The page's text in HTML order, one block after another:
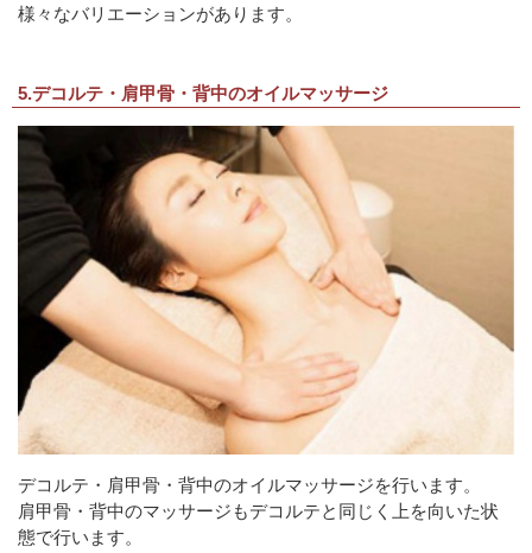
様々なバリエーションがあります。
5.デコルテ・肩甲骨・背中のオイルマッサージ
デコルテ・肩甲骨・背中のオイルマッサージを行います。
肩甲骨・背中のマッサージもデコルテと同じく上を向いた状
態で行います。